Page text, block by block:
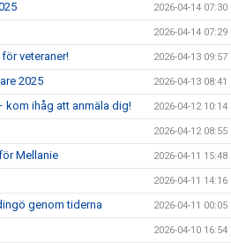
2026-04-14 07:30
2026-04-14 07:29
veteraner! 2026-04-13 09:57
2025 2026-04-13 08:41
kom ihåg att anmäla dig! 2026-04-12 10:14
2026-04-12 08:55
Mellanie 2026-04-11 15:48
2026-04-11 14:16
genom tiderna 2026-04-11 00:05
2026-04-10 16:54